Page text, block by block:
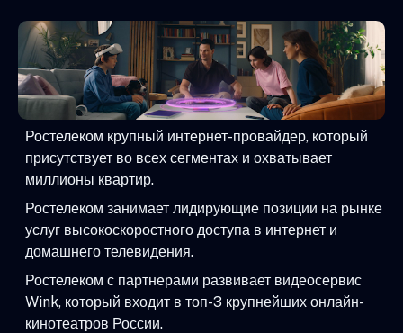
Ростелеком крупный интернет-провайдер, который
присутствует во всех сегментах и охватывает
миллионы квартир.
Ростелеком занимает лидирующие позиции на рынке
услуг высокоскоростного доступа в интернет и
домашнего телевидения.
Ростелеком с партнерами развивает видеосервис
Wink, который входит в топ-3 крупнейших онлайн-
кинотеатров России.